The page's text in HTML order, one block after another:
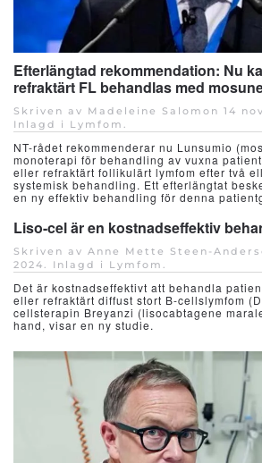
Efterlängtad rekommendation: Nu
refraktärt FL behandlas med
Skriven av Madeleine Salomon 14
Inlagd i Lymfom .
NT-rådet rekommenderar nu Lunsumio
monoterapi för behandling av vuxna
eller refraktärt follikulärt lymfom efter två
systemisk behandling. Ett efterlängtat
en ny effektiv behandling för denna
Liso-cel är en kostnadseffektiv
Skriven av Anne Mette Steen-
2024. Inlagd i Lymfom .
Det är kostnadseffektivt att behandla
eller refraktärt diffust stort B-cellslymfom
cellsterapin Breyanzi (lisocabtagene
hand, visar en ny studie.